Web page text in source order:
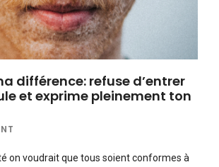
différence: refuse d’entrer
et exprime pleinement ton
on voudrait que tous soient conformes à